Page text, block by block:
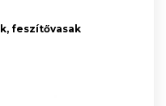
feszítővasak